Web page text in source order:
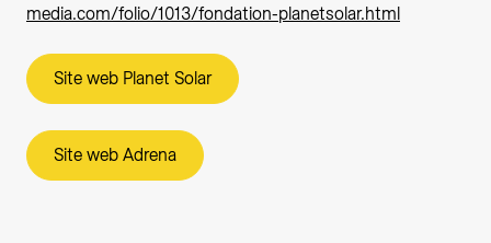
media.com/folio/1013/fondation-planetsolar.html
Site web Planet Solar
Site web Adrena